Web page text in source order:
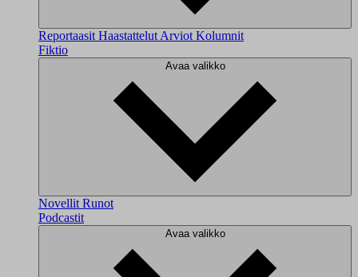
Reportaasit Haastattelut Arviot Kolumnit
Fiktio
Avaa valikko
Novellit Runot
Podcastit
Avaa valikko